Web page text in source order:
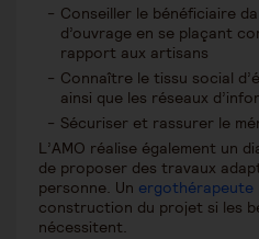
Conseiller le bénéficiaire
d’ouvrage en se plaçant
rapport aux artisans
Connaître le tissu social
ainsi que les réseaux
Sécuriser et rassurer le
L’AMO réalise également un
de proposer des travaux
personne. Un ergothérapeute
construction du projet si les
nécessitent.